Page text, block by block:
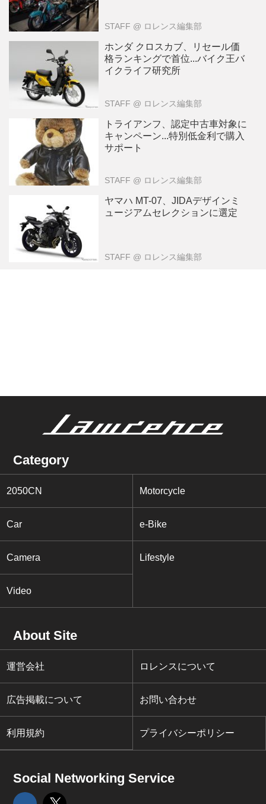
STAFF @ ロレンス編集部
ホンダ クロスカブ、リセール価
格ランキングで首位...バイク王バ
イクライフ研究所
STAFF @ ロレンス編集部
トライアンフ、認定中古車対象に
キャンペーン...特別低金利で購入
サポート
STAFF @ ロレンス編集部
ヤマハ MT-07、JIDAデザインミ
ュージアムセレクションに選定
STAFF @ ロレンス編集部
Category
2050CN Motorcycle
Car e-Bike
Camera Lifestyle
Video
About Site
運営会社 ロレンスについて
広告掲載について お問い合わせ
利用規約 プライバシーポリシー
Social Networking Service